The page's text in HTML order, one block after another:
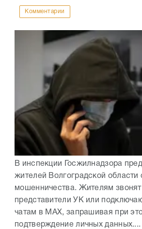
Комментарии
В инспекции Госжилнадзора
жителей Волгоградской области
мошенничества. Жителям
представители УК или
чатам в МАХ, запрашивая при
подтверждение личных данных....